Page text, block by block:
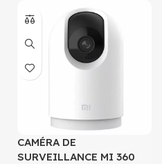
CAMÉRA DE
SURVEILLANCE MI 360